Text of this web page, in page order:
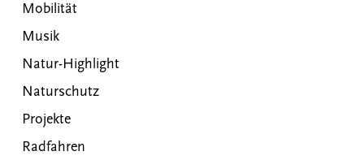
Mobilität
Musik
Natur-Highlight
Naturschutz
Projekte
Radfahren